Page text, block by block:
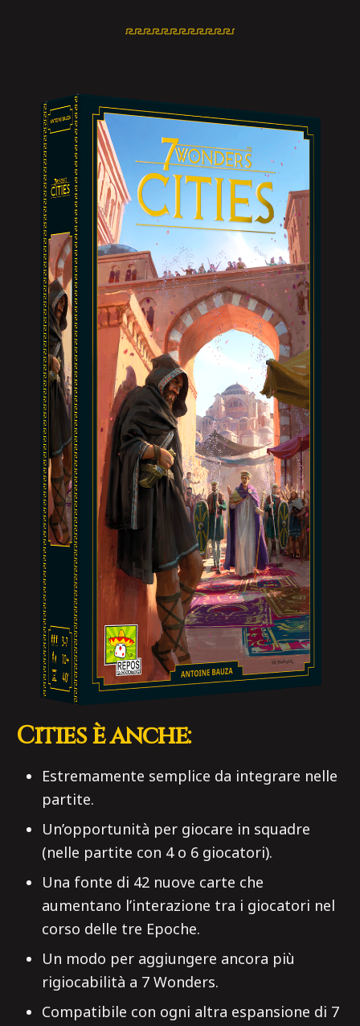
Cities è anche:
Estremamente semplice da integrare nelle
partite.
Un’opportunità per giocare in squadre
(nelle partite con 4 o 6 giocatori).
Una fonte di 42 nuove carte che
aumentano l’interazione tra i giocatori nel
corso delle tre Epoche.
Un modo per aggiungere ancora più
rigiocabilità a 7 Wonders.
Compatibile con ogni altra espansione di 7